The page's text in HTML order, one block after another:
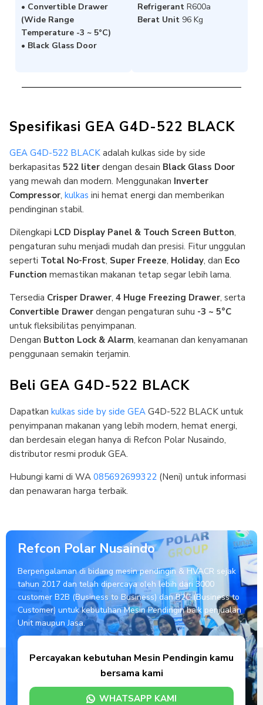
• Convertible Drawer
(Wide Range
Temperature -3 ~ 5°C)
• Black Glass Door
Refrigerant R600a
Berat Unit 96 Kg
Spesifikasi GEA G4D-522 BLACK
GEA G4D-522 BLACKadalah kulkas side by side
berkapasitas 522 literdengan desain Black Glass Door
yang mewah dan modern. Menggunakan Inverter
Compressor, kulkas ini hemat energi dan memberikan
pendinginan stabil.
Dilengkapi LCD Display Panel & Touch Screen Button,
pengaturan suhu menjadi mudah dan presisi. Fitur unggulan
seperti Total No-Frost, Super Freeze, Holiday, dan Eco
Function memastikan makanan tetap segar lebih lama.
Tersedia Crisper Drawer, 4 Huge Freezing Drawer, serta
Convertible Drawerdengan pengaturan suhu -3 ~ 5°C
untuk fleksibilitas penyimpanan.
Dengan Button Lock & Alarm, keamanan dan kenyamanan
penggunaan semakin terjamin.
Beli GEA G4D-522 BLACK
Dapatkan kulkas side by side GEAG4D-522 BLACK untuk
penyimpanan makanan yang lebih modern, hemat energi,
dan berdesain elegan hanya di Refcon Polar Nusaindo,
distributor resmi produk GEA.
Hubungi kami di WA 085692699322(Neni) untuk informasi
dan penawaran harga terbaik.
Refcon Polar Nusaindo
Berpengalaman di bidang mesin pendingin & HVACR sejak
tahun 2017 dan telah dipercaya oleh lebih dari 3000
customer B2B (Business to Business) dan B2C (Business to
Customer) untuk kebutuhan Mesin Pendingin baik penjualan
Unit maupun Jasa.
Percayakan kebutuhan Mesin Pendingin kamu
bersama kami
WHATSAPP KAMI